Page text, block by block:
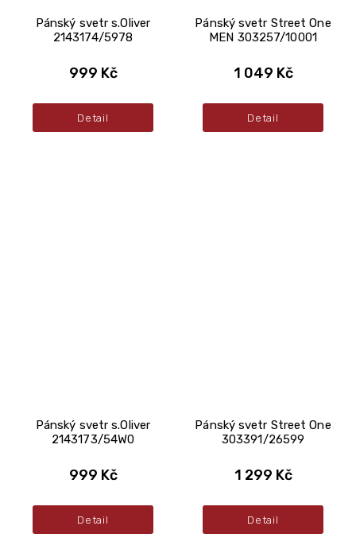
Pánský svetr s.Oliver
2143174/5978
999 Kč
Detail
Pánský svetr Street One
MEN 303257/10001
1 049 Kč
Detail
Pánský svetr s.Oliver
2143173/54W0
999 Kč
Detail
Pánský svetr Street One
303391/26599
1 299 Kč
Detail